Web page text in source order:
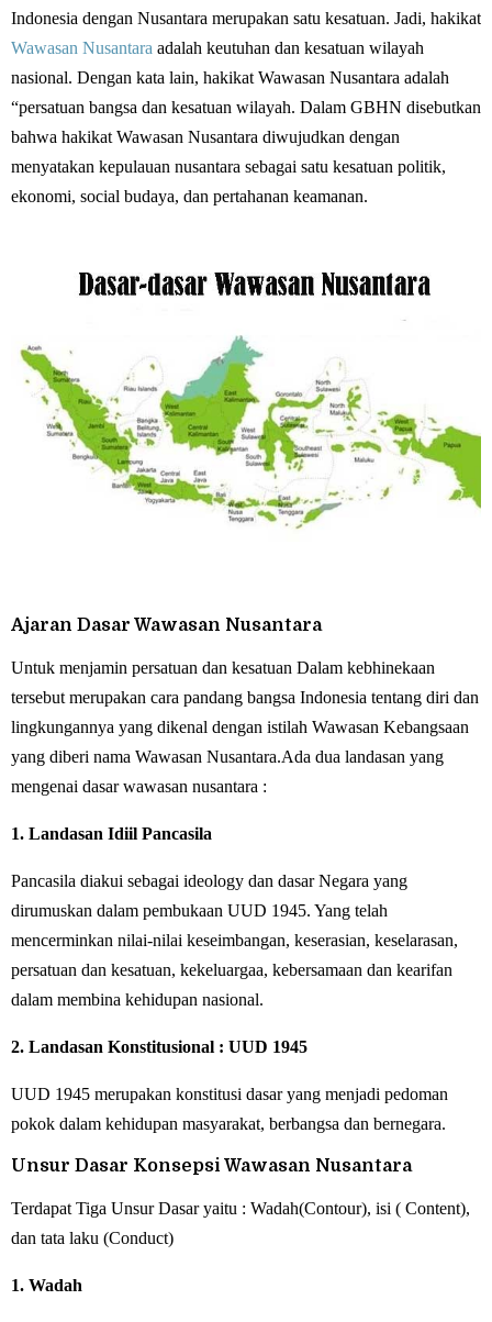
Indonesia dengan Nusantara merupakan satu kesatuan. Jadi, hakikat
Wawasan Nusantara adalah keutuhan dan kesatuan wilayah
nasional. Dengan kata lain, hakikat Wawasan Nusantara adalah
“persatuan bangsa dan kesatuan wilayah. Dalam GBHN disebutkan
bahwa hakikat Wawasan Nusantara diwujudkan dengan
menyatakan kepulauan nusantara sebagai satu kesatuan politik,
ekonomi, social budaya, dan pertahanan keamanan.
Ajaran Dasar Wawasan Nusantara
Untuk menjamin persatuan dan kesatuan Dalam kebhinekaan
tersebut merupakan cara pandang bangsa Indonesia tentang diri dan
lingkungannya yang dikenal dengan istilah Wawasan Kebangsaan
yang diberi nama Wawasan Nusantara.Ada dua landasan yang
mengenai dasar wawasan nusantara :
1. Landasan Idiil Pancasila
Pancasila diakui sebagai ideology dan dasar Negara yang
dirumuskan dalam pembukaan UUD 1945. Yang telah
mencerminkan nilai-nilai keseimbangan, keserasian, keselarasan,
persatuan dan kesatuan, kekeluargaa, kebersamaan dan kearifan
dalam membina kehidupan nasional.
2. Landasan Konstitusional : UUD 1945
UUD 1945 merupakan konstitusi dasar yang menjadi pedoman
pokok dalam kehidupan masyarakat, berbangsa dan bernegara.
Unsur Dasar Konsepsi Wawasan Nusantara
Terdapat Tiga Unsur Dasar yaitu : Wadah(Contour), isi ( Content),
dan tata laku (Conduct)
1. Wadah